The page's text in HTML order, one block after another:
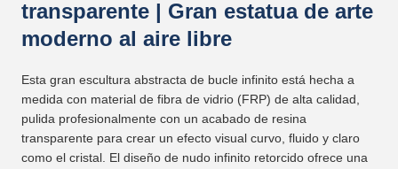
transparente | Gran estatua de arte
moderno al aire libre
Esta gran escultura abstracta de bucle infinito está hecha a
medida con material de fibra de vidrio (FRP) de alta calidad,
pulida profesionalmente con un acabado de resina
transparente para crear un efecto visual curvo, fluido y claro
como el cristal. El diseño de nudo infinito retorcido ofrece una